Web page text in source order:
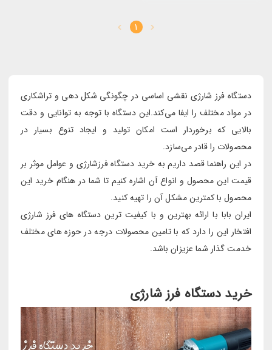
1
دستگاه فرز شارژی نقشی اساسی در چگونگی شکل دهی و تراشکاری
در مواد مختلف را ایفا می‌کند.این دستگاه با توجه به توانایی و دقت
بالایی که برخوردار است امکان تولید و ایجاد تنوع بسیار در
محصولات را قادر می‌سازد.
در این راهنما قصد داریم به خرید دستگاه فرزشارژی و عوامل موثر بر
قیمت این محصول و انواع آن اشاره کنیم تا شما در هنگام خرید این
محصول با کمترین مشکل آن را تهیه کنید.
ایران بابا با ارائه بهترین و با کیفیت ترین دستگاه های فرز شارژی
افتخار این را دارد که با تامین محصولات درجه در حوزه های مختلف
خدمت گذار شما عزیزان باشد.
خرید دستگاه فرز شارژی